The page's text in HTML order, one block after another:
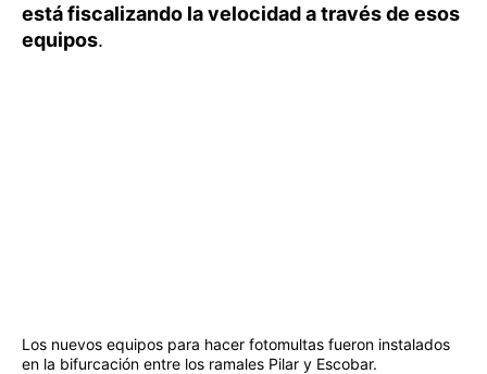
está fiscalizando la velocidad a través de esos
equipos.
Los nuevos equipos para hacer fotomultas fueron instalados
en la bifurcación entre los ramales Pilar y Escobar.